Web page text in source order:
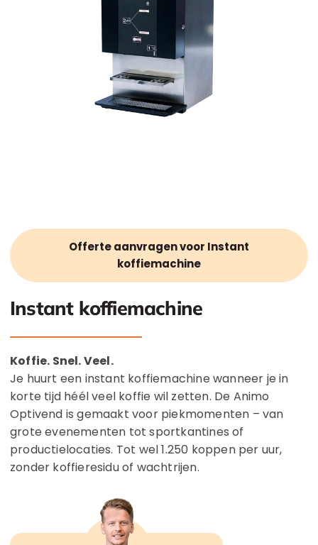
Instant koffiemachine
Koffie. Snel. Veel.
Je huurt een instant koffiemachine wanneer je in
korte tijd héél veel koffie wil zetten. De Animo
Optivend is gemaakt voor piekmomenten – van
grote evenementen tot sportkantines of
productielocaties. Tot wel 1.250 koppen per uur,
zonder koffieresidu of wachtrijen.
Offerte aanvragen voor Instant
koffiemachine